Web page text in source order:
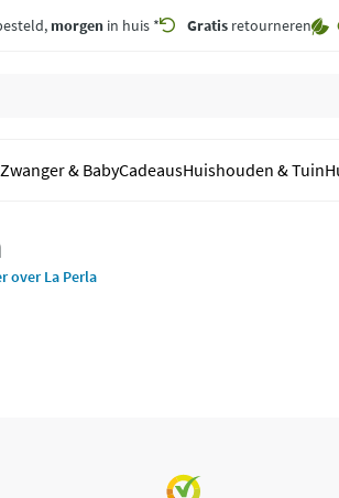
morgen in huis * Gratis retourneren
Zwanger & BabyCadeausHuishouden & Tuin
over La Perla